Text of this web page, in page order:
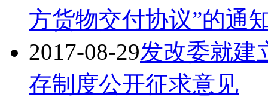
方货物交付协议”的通
2017-08-29发改委就建
存制度公开征求意见